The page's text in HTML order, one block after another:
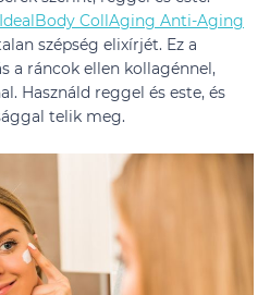
IdealBody CollAging Anti-Aging
szépség elixírjét. Ez a
a ráncok ellen kollagénnel,
Használd reggel és este, és
telik meg.